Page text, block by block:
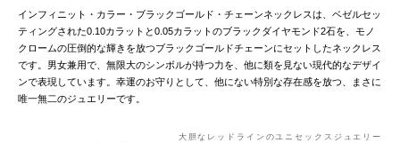
インフィニット・カラー・ブラックゴールド・チェーンネックレスは、ベゼルセッ
ティングされた0.10カラットと0.05カラットのブラックダイヤモンド2石を、モノ
クロームの圧倒的な輝きを放つブラックゴールドチェーンにセットしたネックレス
です。男女兼用で、無限大のシンボルが持つ力を、他に類を見ない現代的なデザイ
ンで表現しています。幸運のお守りとして、他にない特別な存在感を放つ、まさに
唯一無二のジュエリーです。
大胆なレッドラインのユニセックスジュエリー